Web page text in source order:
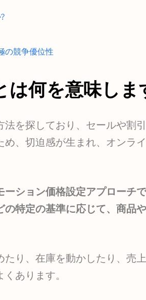
の競争優位性
は何を意味しま
を探しており、セールや割
、切迫感が生まれ、オンラ
ーション価格設定アプローチ
特定の基準に応じて、商品
り、在庫を動かしたり、売
あります。